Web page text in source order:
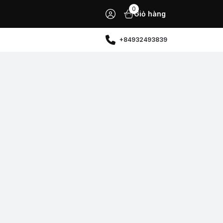
0
Giỏ hàng
+84932493839